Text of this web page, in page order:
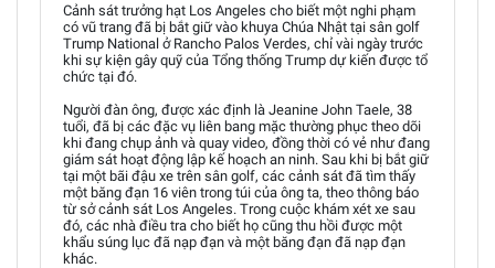
Cảnh sát trưởng hạt Los Angeles cho biết một nghi phạm
có vũ trang đã bị bắt giữ vào khuya Chúa Nhật tại sân golf
Trump National ở Rancho Palos Verdes, chỉ vài ngày trước
khi sự kiện gây quỹ của Tổng thống Trump dự kiến được tổ
chức tại đó.
Người đàn ông, được xác định là Jeanine John Taele, 38
tuổi, đã bị các đặc vụ liên bang mặc thường phục theo dõi
khi đang chụp ảnh và quay video, đồng thời có vẻ như đang
giám sát hoạt động lập kế hoạch an ninh. Sau khi bị bắt giữ
tại một bãi đậu xe trên sân golf, các cảnh sát đã tìm thấy
một băng đạn 16 viên trong túi của ông ta, theo thông báo
từ sở cảnh sát Los Angeles. Trong cuộc khám xét xe sau
đó, các nhà điều tra cho biết họ cũng thu hồi được một
khẩu súng lục đã nạp đạn và một băng đạn đã nạp đạn
khác.